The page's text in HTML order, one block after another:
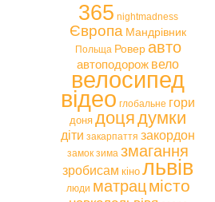
365 nightmadness
Європа Мандрівник
Польща Ровер авто
автоподорож вело
велосипед
відео глобальне гори
доня доцядумки
діти закарпаття закордон
замок зима змагання
зробисам кіно львів
люди матрац місто